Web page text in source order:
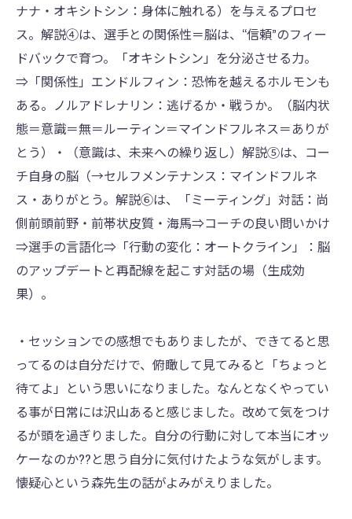
ナナ・オキシトシン：身体に触れる）を与えるプロセ
ス。解説④は、選手との関係性＝脳は、“信頼”のフィー
ドバックで育つ。「オキシトシン」を分泌させる力。
⇒「関係性」エンドルフィン：恐怖を越えるホルモンも
ある。ノルアドレナリン：逃げるか・戦うか。（脳内状
態＝意識＝無＝ルーティン＝マインドフルネス＝ありが
とう）・（意識は、未来への繰り返し）解説⑤は、コー
チ自身の脳（→セルフメンテナンス：マインドフルネ
ス・ありがとう。解説⑥は、「ミーティング」対話：尚
側前頭前野・前帯状皮質・海馬⇒コーチの良い問いかけ
⇒選手の言語化⇒「行動の変化：オートクライン」：脳
のアップデートと再配線を起こす対話の場（生成効
果）。
・セッションでの感想でもありましたが、できてると思
ってるのは自分だけで、俯瞰して見てみると「ちょっと
待てよ」という思いになりました。なんとなくやってい
る事が日常には沢山あると感じました。改めて気をつけ
るが頭を過ぎりました。自分の行動に対して本当にオッ
ケーなのか??と思う自分に気付けたような気がします。
懐疑心という森先生の話がよみがえりました。